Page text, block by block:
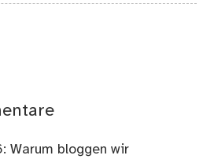
Warum bloggen wir